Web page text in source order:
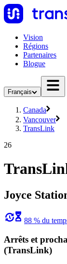
Vision
Régions
Partenaires
Blogue
Français
Canada
Vancouver
TransLink
26
Joyce
88 % du
Arrêts et
(TransLink)